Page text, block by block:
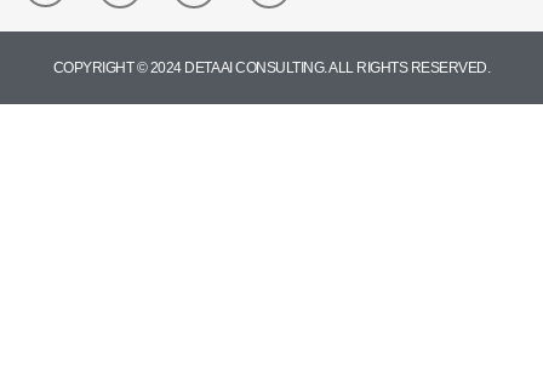
COPYRIGHT © 2024 DETA AI CONSULTING. ALL RIGHTS RESERVED.